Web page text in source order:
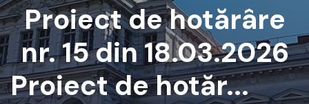
Proiect de hotărâre
nr. 15 din 18.03.2026
Proiect de hotăr...